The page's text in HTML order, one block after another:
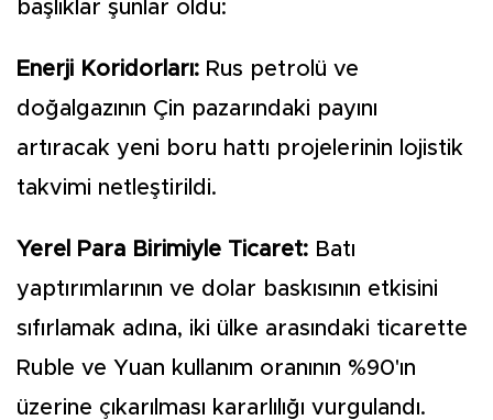
başlıklar şunlar oldu:
Enerji Koridorları: Rus petrolü ve
doğalgazının Çin pazarındaki payını
artıracak yeni boru hattı projelerinin lojistik
takvimi netleştirildi.
Yerel Para Birimiyle Ticaret: Batı
yaptırımlarının ve dolar baskısının etkisini
sıfırlamak adına, iki ülke arasındaki ticarette
Ruble ve Yuan kullanım oranının %90'ın
üzerine çıkarılması kararlılığı vurgulandı.